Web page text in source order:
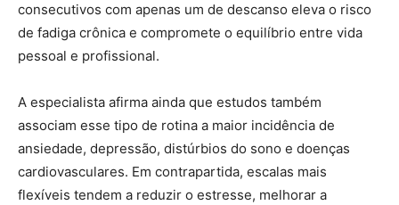
consecutivos com apenas um de descanso eleva o risco
de fadiga crônica e compromete o equilíbrio entre vida
pessoal e profissional.
A especialista afirma ainda que estudos também
associam esse tipo de rotina a maior incidência de
ansiedade, depressão, distúrbios do sono e doenças
cardiovasculares. Em contrapartida, escalas mais
flexíveis tendem a reduzir o estresse, melhorar a